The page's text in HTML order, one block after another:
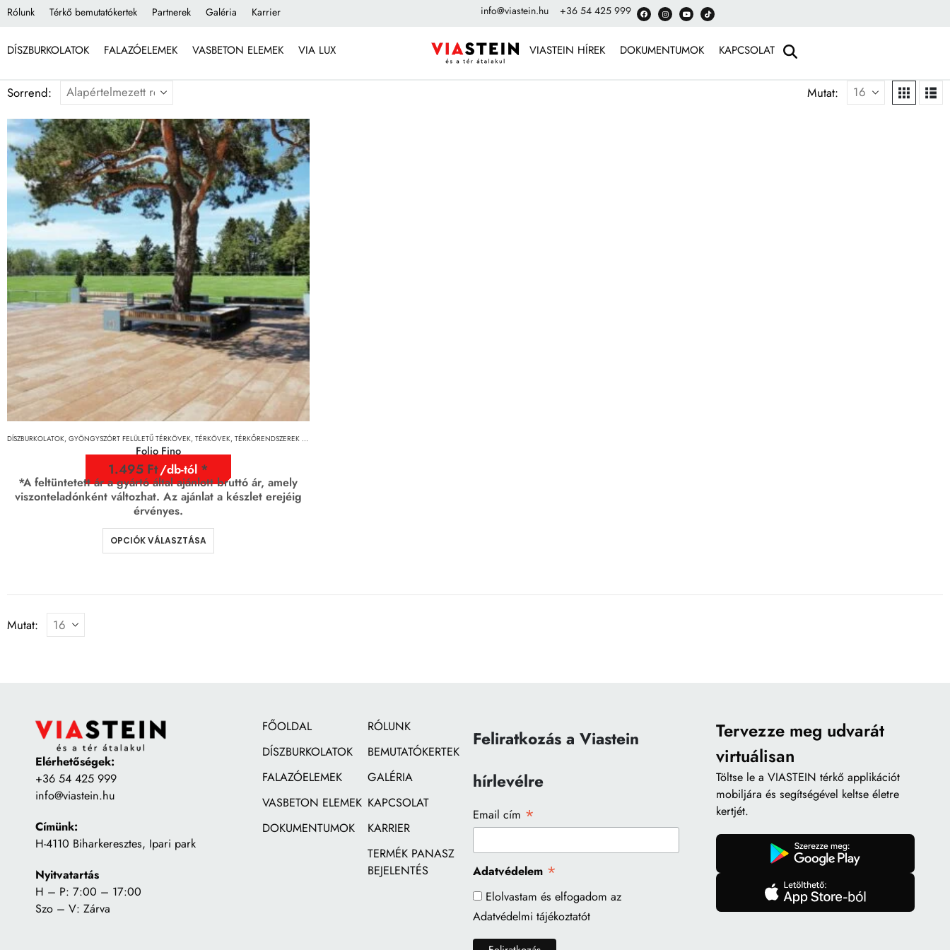
Rólunk Térkő bemutatókertek Partnerek Galéria Karrier info@viastein.hu +36 54 425 999
DÍSZBURKOLATOK FALAZÓELEMEK VASBETON ELEMEK VIA LUX VIASTEIN HÍREK DOKUMENTUMOK KAPCSOLAT
Sorrend: Mutat:
DÍSZBURKOLATOK, GYÖNGYSZÓRT FELÜLETŰ TÉRKÖVEK, TÉRKÖVEK, TÉRKŐRENDSZEREK ÉS LAPOK
Folio Fino
1.495 Ft/db-tól
*A feltüntetett ár a gyártó által ajánlott bruttó ár, amely
viszonteladónként változhat. Az ajánlat a készlet erejéig
érvényes.
OPCIÓK VÁLASZTÁSA
Mutat:
Elérhetőségek:
+36 54 425 999
info@viastein.hu
Címünk:
H-4110 Biharkeresztes, Ipari park
Nyitvatartás
H – P: 7:00 – 17:00
Szo – V: Zárva
FŐOLDAL
DÍSZBURKOLATOK
FALAZÓELEMEK
VASBETON ELEMEK
DOKUMENTUMOK
RÓLUNK
BEMUTATÓKERTEK
GALÉRIA
KAPCSOLAT
KARRIER
TERMÉK PANASZ
BEJELENTÉS
Feliratkozás a Viastein
hírlevélre
Email cím *
Adatvédelem *
Elolvastam és elfogadom az
Adatvédelmi tájékoztatót
Tervezze meg udvarát
virtuálisan
Töltse le a VIASTEIN térkő applikációt
mobiljára és segítségével keltse életre
kertjét.
gomb
gomb